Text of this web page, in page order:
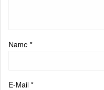
Name *
E-Mail *